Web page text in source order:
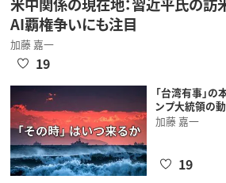
AI覇権争いにも注目
加藤 嘉一
19
「台湾有事」の
ンプ大統領の
加藤 嘉一
19